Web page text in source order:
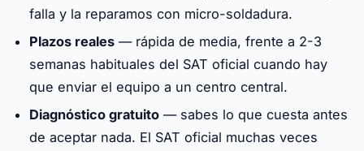
falla y la reparamos con micro-soldadura.
Plazos reales — rápida de media, frente a 2-3
semanas habituales del SAT oficial cuando hay
que enviar el equipo a un centro central.
Diagnóstico gratuito — sabes lo que cuesta antes
de aceptar nada. El SAT oficial muchas veces